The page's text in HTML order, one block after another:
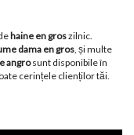
haine en groszilnic.
dama en gros , și multe
angrosunt disponibile în
cerințele clienților tăi.